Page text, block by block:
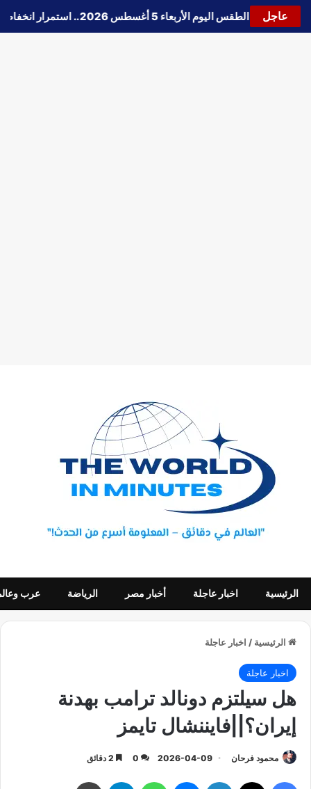
عاجل 🔵حالة الطقس اليوم الأربعاء 5 أغسطس 2026.. استمرار انخفاض الحرارة وتحذيرات من الشبورة واضطراب الملاحة
الرئيسية اخبار عاجلة أخبار مصر الرياضة عرب
الرئيسية / اخبار عاجلة
اخبار عاجلة
هل سيلتزم دونالد ترامب بهدنة
إيران؟||فايننشال تايمز
محمود فرحان 2026-04-09
0